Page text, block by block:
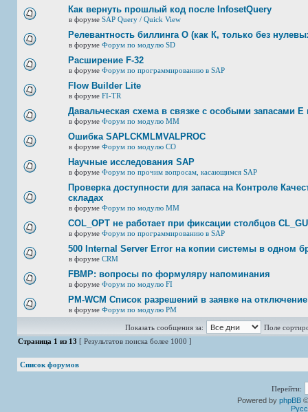
Как вернуть прошлый код после InfosetQuery
в форуме SAP Query / Quick View
Релевантность биллинга О (как К, только без
в форуме Форум по модулю SD
Расширение F-32
в форуме Форум по программированию в SAP
Flow Builder Lite
в форуме FI-TR
Давальческая схема в связке с особыми запасами E
в форуме Форум по модулю ММ
Ошибка SAPLCKMLMVALPROC
в форуме Форум по модулю СО
Научные исследования SAP
в форуме Форум по прочим вопросам, касающимся SAP
Проверка доступности для запаса на Контроле
складах
в форуме Форум по модулю ММ
COL_OPT не работает при фиксации столбцов
в форуме Форум по программированию в SAP
500 Internal Server Error на копии системы в одном
в форуме CRM
FBMP: вопросы по формуляру напоминания
в форуме Форум по модулю FI
PM-WCM Список разрешений в заявке на отключение
в форуме Форум по модулю РМ
Показать сообщения за:
Поле
Страница 1 из 13 [ Результатов поиска более 1000 ]
Список форумов
Перейти:
Powered by phpBB